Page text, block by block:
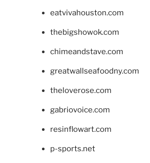
eatvivahouston.com
thebigshowok.com
chimeandstave.com
greatwallseafoodny.com
theloverose.com
gabriovoice.com
resinflowart.com
p-sports.net